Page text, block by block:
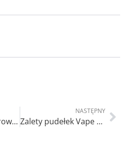
5 rodzajów papierowych torebek na prezenty: Co jest odpowiednie na prezent?
NASTĘPNY
Zalety pudełek Vape z szufladami